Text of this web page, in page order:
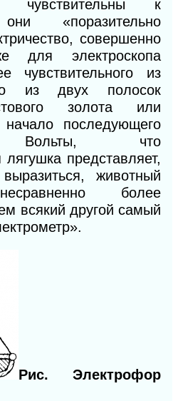
чувствительны к
они «поразительно
совершенно
для электроскопа
чувствительного из
из двух полосок
золота или
последующего
Вольты, что
представляет,
животный
более
всякий другой самый
Рис. Электрофор